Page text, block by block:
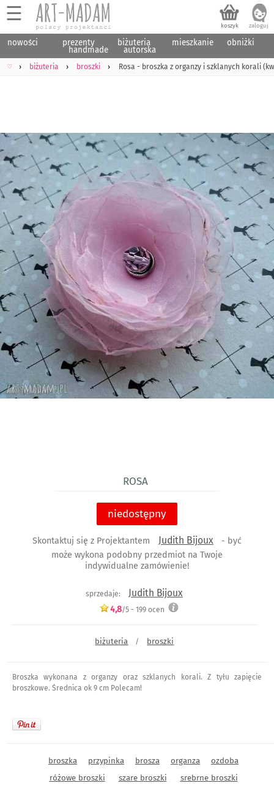
☰
nowości prezenty
handmade
biżuteria
autorska
mieszkanie obniżki
♡ biżuteria broszki Rosa - broszka z organzy i szklanych korali
Rosa
niedostępny
Skontaktuj się z Projektantem Judith Bijoux
- być
może wykona podobny przedmiot na Twoje
indywidualne zamówienie!
sprzedaje: Judith Bijoux
4,8/5 - 199 ocen
biżuteria / broszki
Broszka wykonana z organzy oraz szklanych korali. Z tyłu zapięcie
broszkowe. Średnica ok 9 cm Polecam!
broszka przypinka brosza organza
ozdoba
różowe broszki
szare broszki srebrne broszki